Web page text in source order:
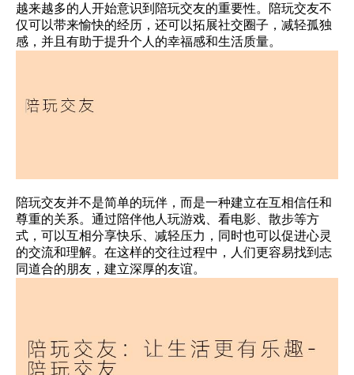
越来越多的人开始意识到陪玩交友的重要性。陪玩交友不
仅可以带来愉快的经历，还可以拓展社交圈子，减轻孤独
感，并且有助于提升个人的幸福感和生活质量。
陪玩交友并不是简单的玩伴，而是一种建立在互相信任和
尊重的关系。通过陪伴他人玩游戏、看电影、散步等方
式，可以互相分享快乐、减轻压力，同时也可以促进心灵
的交流和理解。在这样的交往过程中，人们更容易找到志
同道合的朋友，建立深厚的友谊。